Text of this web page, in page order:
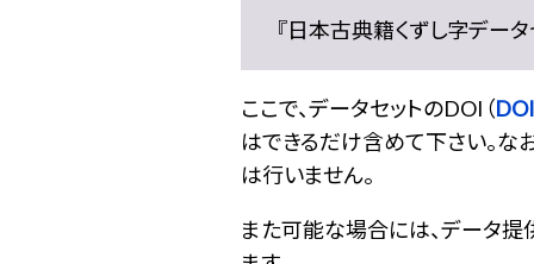
『日本古典籍くずし字デー
ここで、データセットのDOI（
はできるだけ含めて下さい。な
は行いません。
また可能な場合には、データ